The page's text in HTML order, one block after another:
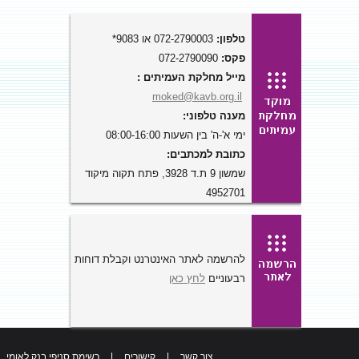
טלפון:
פקס:
מייל מחלקת העמיתים :
moked@kavb.org.il
מענה טלפוני:
ימי א'-ה' בין השעות 08:00-16:00
כתובת למכתבים:
שמשון 9 ת.ד 3928, פתח תקוה מיקוד
4952701
להרשמה לאתר האינטרנט וקבלת דוחות
רבעוניים לחץ כאן
צור קשר קישורים רשימת סניפי בנק לאומי